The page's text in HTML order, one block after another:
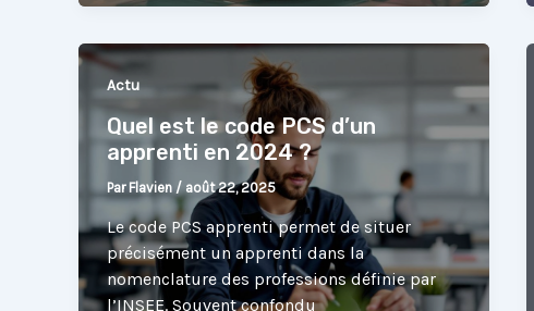
Actu
Quel est le code PCS d’un
apprenti en 2024 ?
Par Flavien / août 22, 2025
Le code PCS apprenti permet de situer
précisément un apprenti dans la
nomenclature des professions définie par
l’INSEE. Souvent confondu